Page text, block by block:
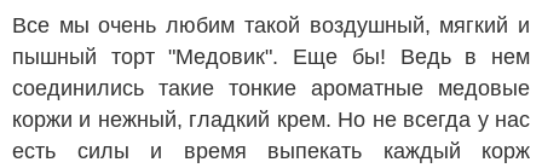
Все мы очень любим такой воздушный, мягкий и
пышный торт "Медовик". Еще бы! Ведь в нем
соединились такие тонкие ароматные медовые
коржи и нежный, гладкий крем. Но не всегда у нас
есть силы и время выпекать каждый корж